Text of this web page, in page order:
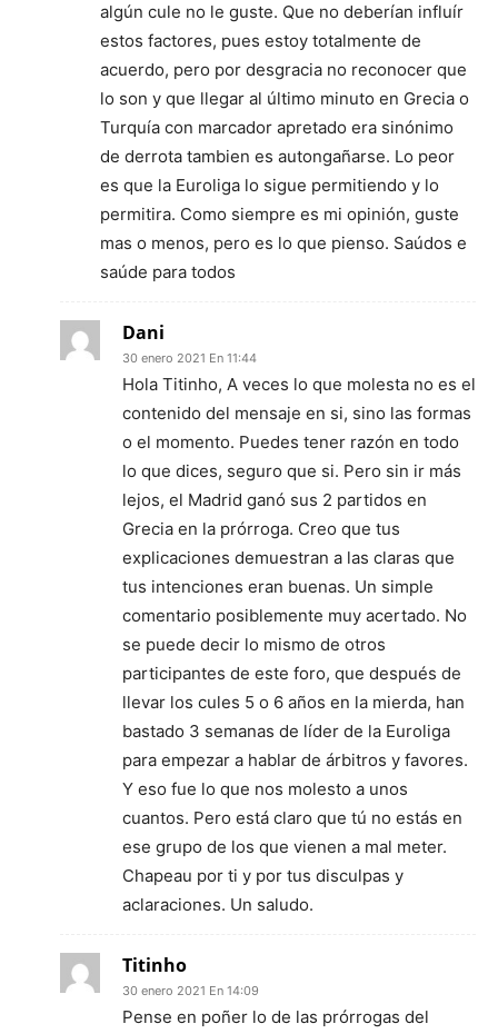
algún cule no le guste. Que no deberían influír
estos factores, pues estoy totalmente de
acuerdo, pero por desgracia no reconocer que
lo son y que llegar al último minuto en Grecia o
Turquía con marcador apretado era sinónimo
de derrota tambien es autongañarse. Lo peor
es que la Euroliga lo sigue permitiendo y lo
permitira. Como siempre es mi opinión, guste
mas o menos, pero es lo que pienso. Saúdos e
saúde para todos
Dani
30 enero 2021 En 11:44
Hola Titinho, A veces lo que molesta no es el
contenido del mensaje en si, sino las formas
o el momento. Puedes tener razón en todo
lo que dices, seguro que si. Pero sin ir más
lejos, el Madrid ganó sus 2 partidos en
Grecia en la prórroga. Creo que tus
explicaciones demuestran a las claras que
tus intenciones eran buenas. Un simple
comentario posiblemente muy acertado. No
se puede decir lo mismo de otros
participantes de este foro, que después de
llevar los cules 5 o 6 años en la mierda, han
bastado 3 semanas de líder de la Euroliga
para empezar a hablar de árbitros y favores.
Y eso fue lo que nos molesto a unos
cuantos. Pero está claro que tú no estás en
ese grupo de los que vienen a mal meter.
Chapeau por ti y por tus disculpas y
aclaraciones. Un saludo.
Titinho
30 enero 2021 En 14:09
Pense en poñer lo de las prórrogas del